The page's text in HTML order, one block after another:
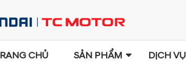
CHỦ SẢN PHẨM DỊCH VỤ